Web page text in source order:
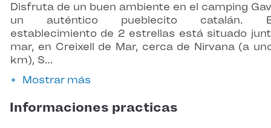
Disfruta de un buen ambiente en el camping
un auténtico pueblecito catalán.
establecimiento de 2 estrellas está situado
mar, en Creixell de Mar, cerca de Nirvana (a
km), S…
Mostrar más
Informaciones practicas